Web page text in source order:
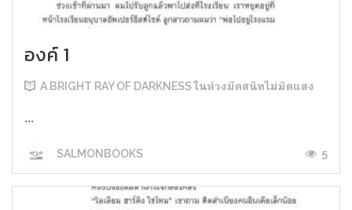
องค์ 1
A BRIGHT RAY OF DARKNESS ในห้วงมืดสนิทไม่มิดแสง
...
SALMONBOOKS 5